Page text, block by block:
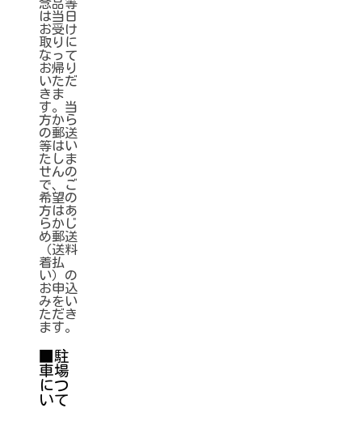
念品等
は当日
お受け
取りに
なって
お帰り
いただ
きま
す。当
方から
の郵送
等はい
たしま
せんの
で、ご
希望の
方はあ
らかじ
め郵送
（送料
着払
い）の
お申込
みをい
ただき
ます。
■駐
車場
につ
いて